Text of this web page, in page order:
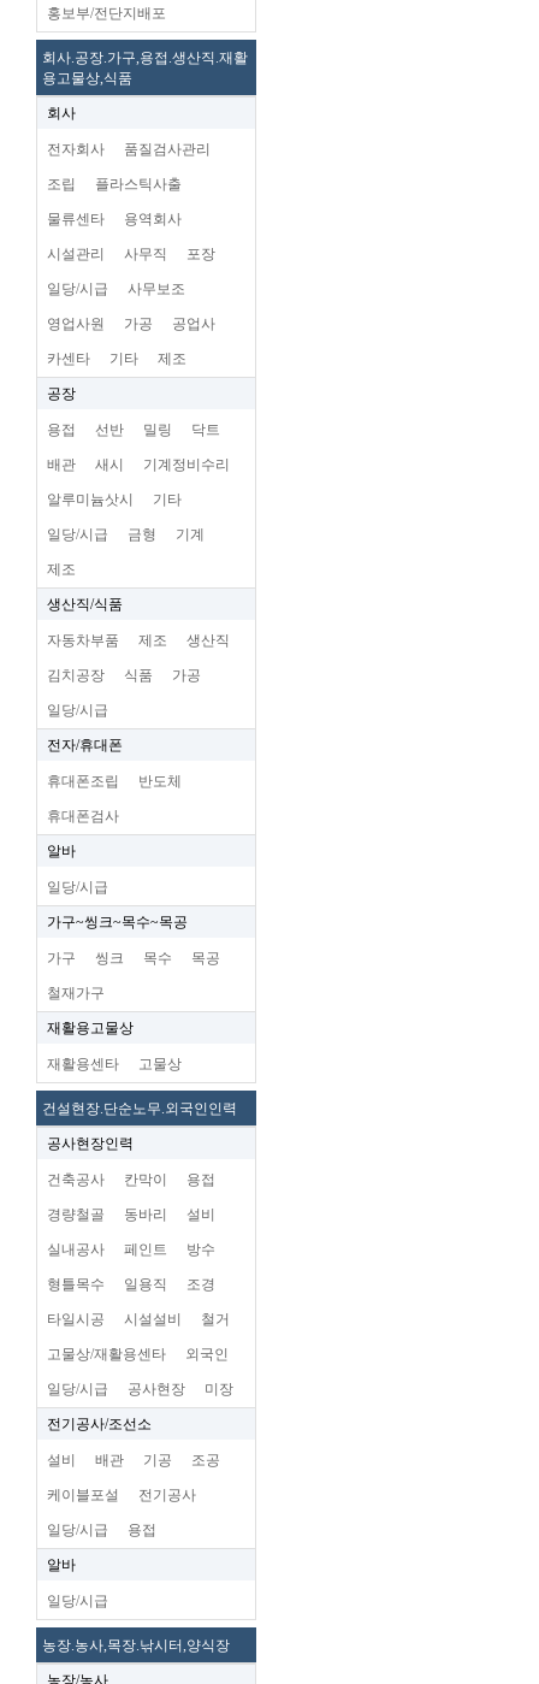
홍보부/전단지배포
회사.공장.가구,용접.생산직.재활
용고물상,식품
회사
전자회사 품질검사관리
조립 플라스틱사출
물류센타 용역회사
시설관리 사무직 포장
일당/시급 사무보조
영업사원 가공 공업사
카센타 기타 제조
공장
용접 선반 밀링 닥트
배관 새시 기계정비수리
알루미늄삿시 기타
일당/시급 금형 기계
제조
생산직/식품
자동차부품 제조 생산직
김치공장 식품 가공
일당/시급
전자/휴대폰
휴대폰조립 반도체
휴대폰검사
알바
일당/시급
가구~씽크~목수~목공
가구 씽크 목수 목공
철재가구
재활용고물상
재활용센타 고물상
건설현장.단순노무.외국인인력
공사현장인력
건축공사 칸막이 용접
경량철골 동바리 설비
실내공사 페인트 방수
형틀목수 일용직 조경
타일시공 시설설비 철거
고물상/재활용센타 외국인
일당/시급 공사현장 미장
전기공사/조선소
설비 배관 기공 조공
케이블포설 전기공사
일당/시급 용접
알바
일당/시급
농장.농사,목장.낚시터,양식장
농장/농사